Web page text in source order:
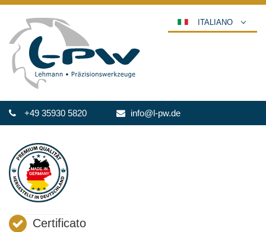
+49 35930 5820 info@l-pw.de
ITALIANO
Certificato